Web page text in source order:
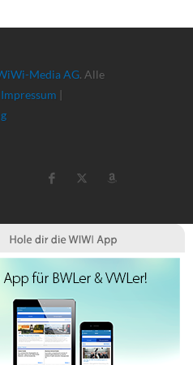
Media AG. Alle
Impressum |